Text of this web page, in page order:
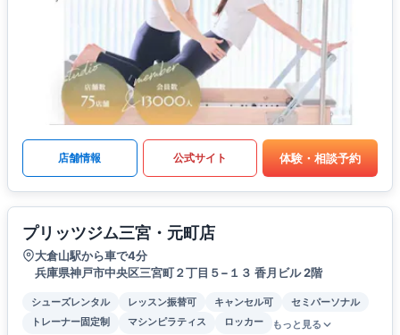
店舗情報 公式サイト 体験・相談予約
プリッツジム三宮・元町店
大倉山駅から車で4分
兵庫県神戸市中央区三宮町２丁目５−１３ 香月ビル 2階
シューズレンタル レッスン振替可 キャンセル可
セミパーソナル
トレーナー固定制
マシンピラティス ロッカー もっと見る